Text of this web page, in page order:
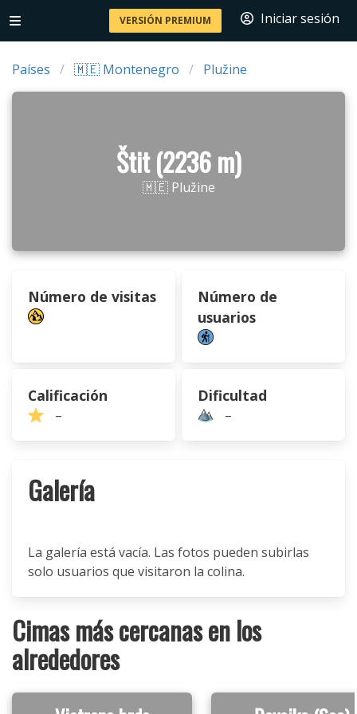
VERSIÓN PREMIUM Iniciar sesión
Países 🇲🇪 Montenegro Plužine
Štit (2236 m)
🇲🇪 Plužine
Número de visitas
Número de
usuarios
Calificación
–
Dificultad
–
Galería
La galería está vacía. Las fotos pueden subirlas
solo usuarios que visitaron la colina.
Cimas más cercanas en los
alrededores